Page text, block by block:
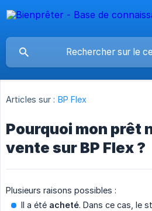
Articles sur : BP Flex
Pourquoi mon prêt
vente sur BP Flex ?
Plusieurs raisons possibles :
Il a été acheté. Dans ce cas, le